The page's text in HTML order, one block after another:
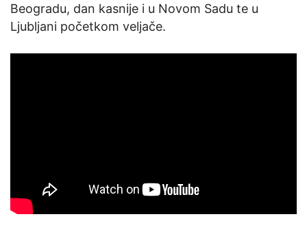
Beogradu, dan kasnije i u Novom Sadu te u
Ljubljani početkom veljače.